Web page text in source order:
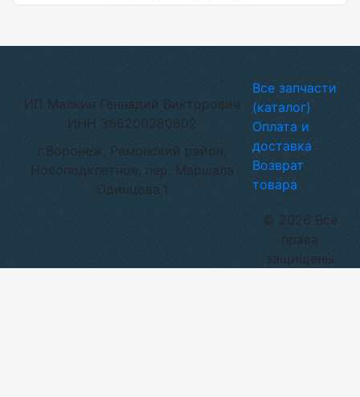
ИП Малкин Геннадий Викторович
ИНН 366200280602
г.Воронеж, Рамонский район,
Новоподклетное, пер. Маршала
Одинцова,1
© 2026 Все
права
защищены
Все запчасти
(каталог)
Оплата и
доставка
Возврат
товара